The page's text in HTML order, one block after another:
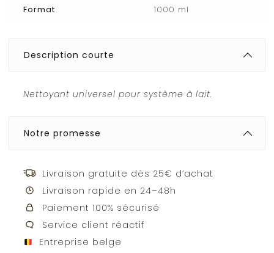
Format 1000 ml
Description courte
Nettoyant universel pour système à lait.
Notre promesse
Livraison gratuite dès 25€ d’achat
Livraison rapide en 24–48h
Paiement 100% sécurisé
Service client réactif
Entreprise belge